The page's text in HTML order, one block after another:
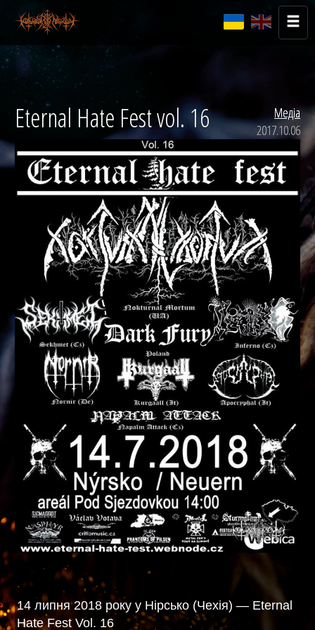
Медіа
2017.10.06
Eternal Hate Fest vol. 16
14 липня 2018 року у Нірсько (Чехія) — Eternal
Hate Fest Vol. 16